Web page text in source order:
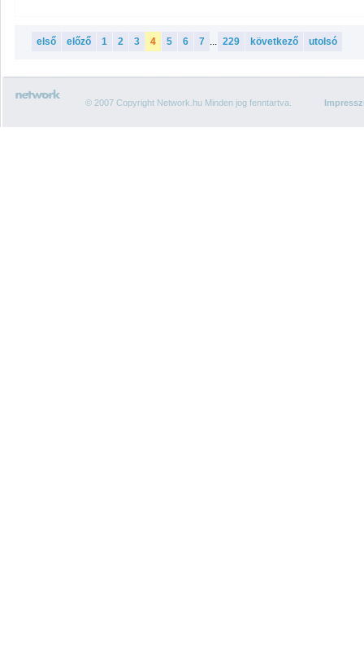
első előző 1 2 3 4 5 6 7 ... 229 következő utolsó
© 2007 Copyright Network.hu Minden jog fenntartva.